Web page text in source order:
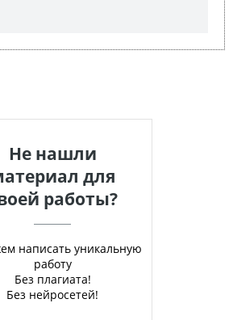
Не нашли
для
работы?
написать уникальную
работу
Без плагиата!
Без нейросетей!